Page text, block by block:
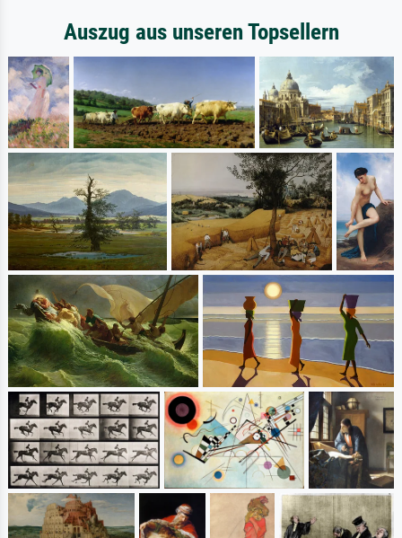
Auszug aus unseren Topsellern